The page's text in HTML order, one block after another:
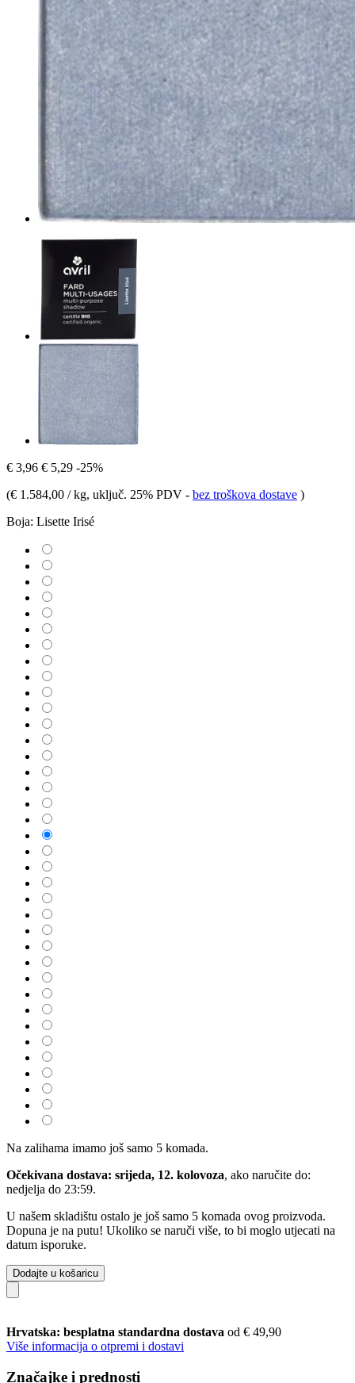
€ 3,96 € 5,29 -25%
(€ 1.584,00 / kg, uključ. 25% PDV - bez troškova dostave )
Boja: Lisette Irisé
Na zalihama imamo još samo 5 komada.
Očekivana dostava: srijeda, 12. kolovoza, ako naručite do:
nedjelja do 23:59.
U našem skladištu ostalo je još samo 5 komada ovog proizvoda.
Dopuna je na putu! Ukoliko se naruči više, to bi moglo utjecati na
datum isporuke.
Dodajte u košaricu
Hrvatska: besplatna standardna dostava od € 49,90
Više informacija o otpremi i dostavi
Značajke i prednosti